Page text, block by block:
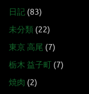
日記 (83)
未分類 (22)
東京 高尾 (7)
栃木 益子町 (7)
焼肉 (2)